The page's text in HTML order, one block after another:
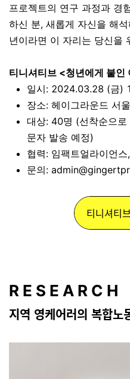
프로젝트의 연구 과정과 경
하신 분, 새롭게 자신을 해
년이라면 이 자리는 당신을
티니셔티브 <청년에게 붙인
일시: 2024.03.28 (금)
장소: 헤이그라운드 서
대상: 40명 (선착순으
문자 발송 예정)
협력: 임팩트얼라이언
문의:
티니셔티
R E S E A R C H
지역 영케어러의 복합